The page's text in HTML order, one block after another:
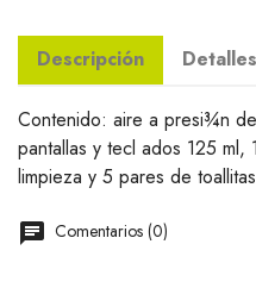
Descripción
Contenido: aire a presi¾n
pantallas y tecl ados 125
limpieza y 5 pares de
Comentarios (0)